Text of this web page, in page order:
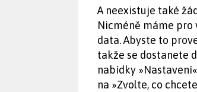
A neexistuje také
Nicméně máme pro
data. Abyste to
takže se dostanete
nabídky
na »Zvolte, co